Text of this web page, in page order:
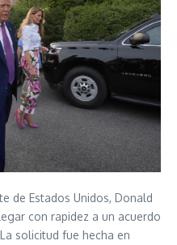
de Estados Unidos, Donald
con rapidez a un acuerdo
solicitud fue hecha en